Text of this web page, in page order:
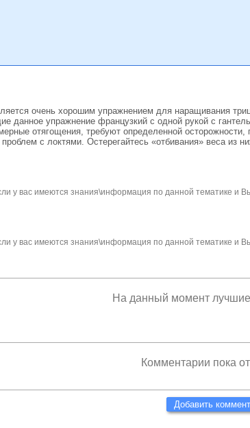
очень хорошим упражнением для наращивания
данное упражнение французкий с одной рукой с
отягощения, требуют определенной
с локтями. Остерегайтесь «отбивания» веса из
у вас имеются знания\информация по данной тематике и
у вас имеются знания\информация по данной тематике и
На данный момент
Комментарии пока
Добавить